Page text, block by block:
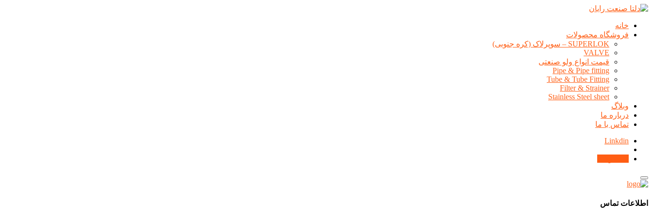
خانه
فروشگاه محصولات
SUPERLOK – سوپرلاک (کره جنوبی)
VALVE
قیمت انواع ولو صنعتی
Pipe & Pipe fitting
Tube & Tube Fitting
Filter & Strainer
Stainless Steel sheet
وبلاگ
درباره ما
تماس با ما
Linkdin
اطلاعات تماس